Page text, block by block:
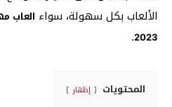
الألعاب بكل سهولة، سواء العاب
2023
.
المحتويات إظهار